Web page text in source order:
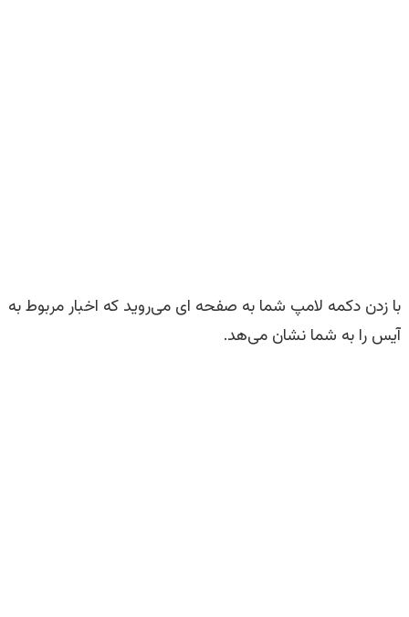
با زدن دکمه لامپ شما به صفحه ای می‌روید که اخبار مربوط به
آیس را به شما نشان می‌هد.